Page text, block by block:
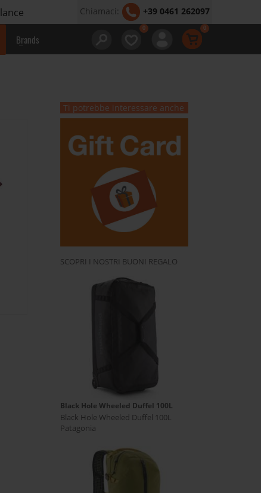
Chiamaci: +39 0461 262097
Brands
Ti potrebbe interessare anche
SCOPRI I NOSTRI BUONI REGALO
Black Hole Wheeled Duffel 100L
Black Hole Wheeled Duffel 100L
Patagonia